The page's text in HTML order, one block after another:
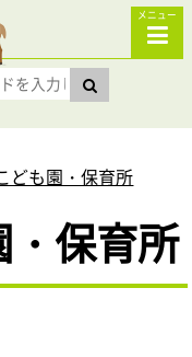
メニュー
ども園・保育所
保育所